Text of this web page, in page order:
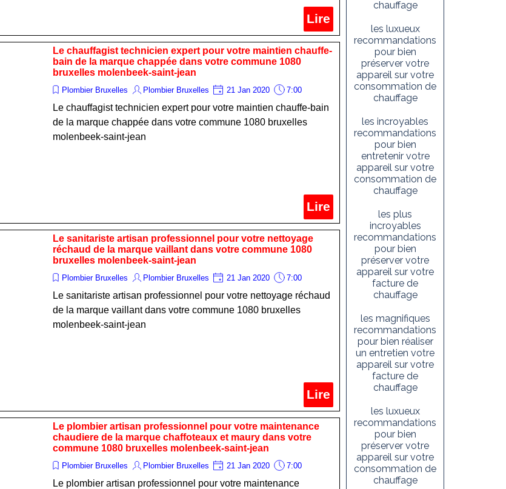
Lire
Le chauffagist technicien expert pour votre maintien chauffe-
bain de la marque chappée dans votre commune 1080
bruxelles molenbeek-saint-jean
Plombier Bruxelles Plombier Bruxelles 21 Jan 2020 7:00
Le chauffagist technicien expert pour votre maintien chauffe-bain
de la marque chappée dans votre commune 1080 bruxelles
molenbeek-saint-jean
Lire
Le sanitariste artisan professionnel pour votre nettoyage
réchaud de la marque vaillant dans votre commune 1080
bruxelles molenbeek-saint-jean
Plombier Bruxelles Plombier Bruxelles 21 Jan 2020 7:00
Le sanitariste artisan professionnel pour votre nettoyage réchaud
de la marque vaillant dans votre commune 1080 bruxelles
molenbeek-saint-jean
Lire
Le plombier artisan professionnel pour votre maintenance
chaudiere de la marque chaffoteaux et maury dans votre
commune 1080 bruxelles molenbeek-saint-jean
Plombier Bruxelles Plombier Bruxelles 21 Jan 2020 7:00
Le plombier artisan professionnel pour votre maintenance
chauffage
les luxueux
recommandations
pour bien
préserver votre
appareil sur votre
consommation de
chauffage
les incroyables
recommandations
pour bien
entretenir votre
appareil sur votre
consommation de
chauffage
les plus
incroyables
recommandations
pour bien
préserver votre
appareil sur votre
facture de
chauffage
les magnifiques
recommandations
pour bien réaliser
un entretien votre
appareil sur votre
facture de
chauffage
les luxueux
recommandations
pour bien
préserver votre
appareil sur votre
consommation de
chauffage